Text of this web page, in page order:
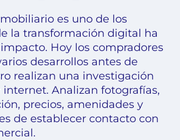
es uno de los
la transformación digital ha
Hoy los compradores
desarrollos antes de
realizan una investigación
Analizan fotografías,
precios, amenidades y
de establecer contacto con